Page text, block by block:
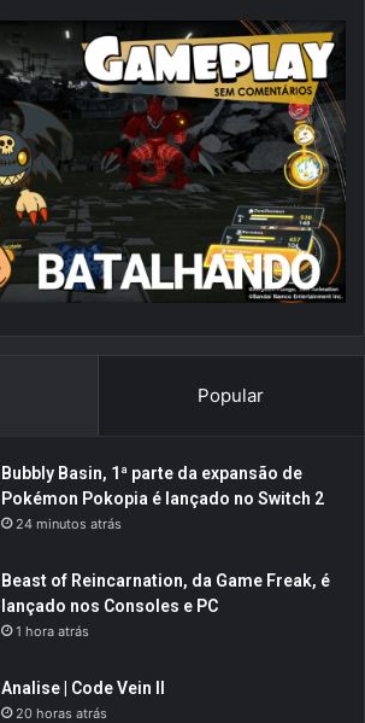
Popular
Bubbly Basin, 1ª parte da expansão de
Pokémon Pokopia é lançado no Switch 2
24 minutos atrás
Beast of Reincarnation, da Game Freak, é
lançado nos Consoles e PC
1 hora atrás
Analise | Code Vein II
20 horas atrás